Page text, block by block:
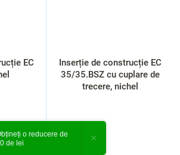
EC
Inserție de construcție EC
35/35.BSZ cu cuplare de
trecere, nichel
o reducere de
de lei
×